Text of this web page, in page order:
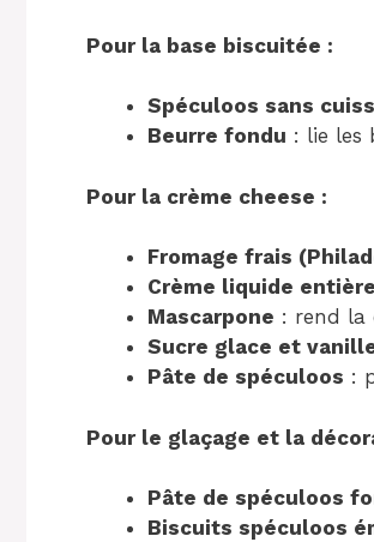
Pour la base biscuitée :
Spéculoos sans
Beurre fondu : lie les
Pour la crème cheese :
Fromage frais
Crème liquide entière
Mascarpone : rend la
Sucre glace et
Pâte de spéculoos :
Pour le glaçage et la
Pâte de spéculoos
Biscuits spéculoos